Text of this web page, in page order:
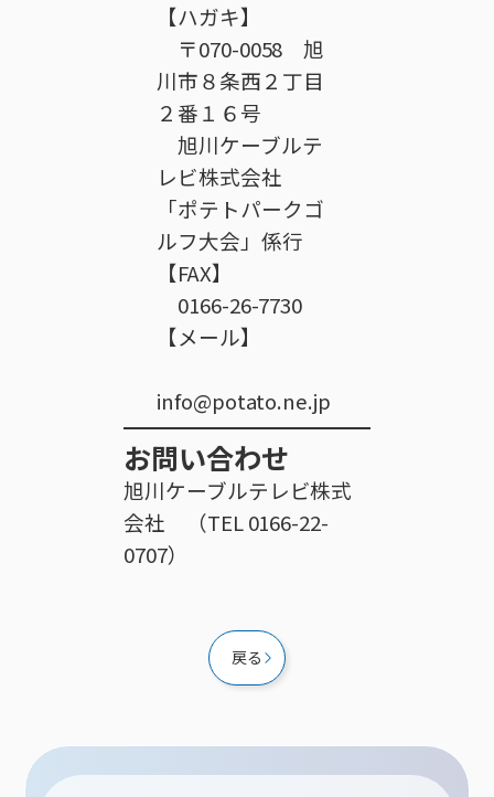
【ハガキ】
〒070-0058 旭
川市８条西２丁目
２番１６号
旭川ケーブルテ
レビ株式会社
「ポテトパークゴ
ルフ大会」係行
【FAX】
0166-26-7730
【メール】
info@potato.ne.jp
お問い合わせ
旭川ケーブルテレビ株式
会社 （TEL 0166-22-
0707）
戻る